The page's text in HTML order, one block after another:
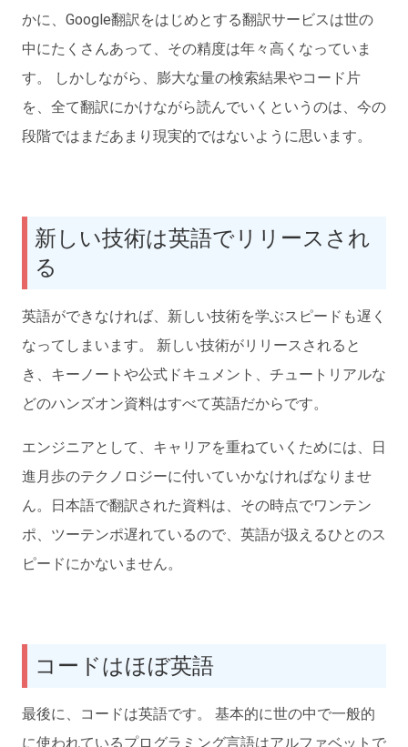
かに、Google翻訳をはじめとする翻訳サービスは世の
中にたくさんあって、その精度は年々高くなっていま
す。 しかしながら、膨大な量の検索結果やコード片
を、全て翻訳にかけながら読んでいくというのは、今の
段階ではまだあまり現実的ではないように思います。
新しい技術は英語でリリースされ
る
英語ができなければ、新しい技術を学ぶスピードも遅く
なってしまいます。 新しい技術がリリースされると
き、キーノートや公式ドキュメント、チュートリアルな
どのハンズオン資料はすべて英語だからです。
エンジニアとして、キャリアを重ねていくためには、日
進月歩のテクノロジーに付いていかなければなりませ
ん。日本語で翻訳された資料は、その時点でワンテン
ポ、ツーテンポ遅れているので、英語が扱えるひとのス
ピードにかないません。
コードはほぼ英語
最後に、コードは英語です。 基本的に世の中で一般的
に使われているプログラミング言語はアルファベットで